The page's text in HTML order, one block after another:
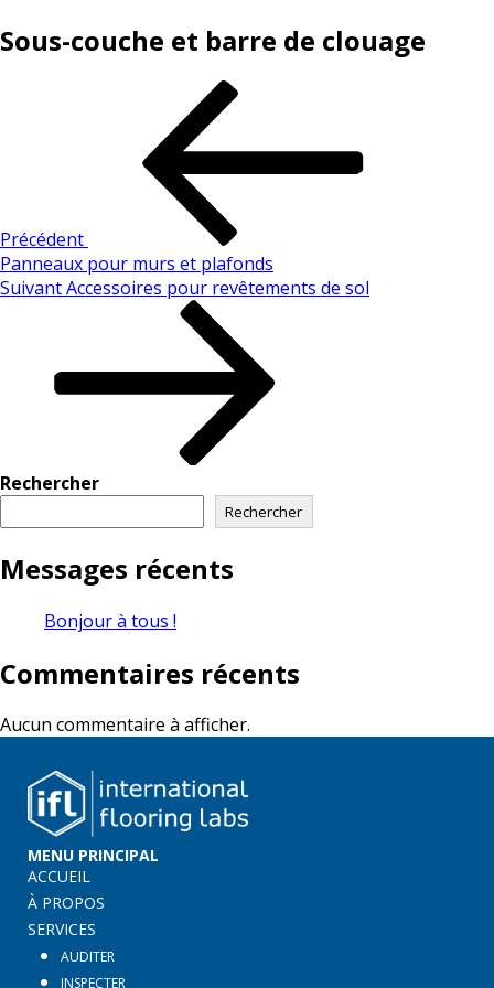
Sous-couche et barre de clouage
Précédent
Panneaux pour murs et plafonds
SuivantAccessoires pour revêtements de sol
Rechercher
Rechercher
Messages récents
Bonjour à tous !
Commentaires récents
Aucun commentaire à afficher.
MENU PRINCIPAL
ACCUEIL
À PROPOS
SERVICES
AUDITER
INSPECTER